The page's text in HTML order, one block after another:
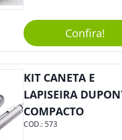
Sua Empresa Em
Reuniões Corporativas
Mesmo Para Presentear
Colaboradores E
Sua Empresa.
Confira!
KIT CANETA E
LAPISEIRA
COMPACTO
COD.:573